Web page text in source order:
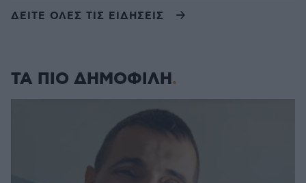
ΔΕΙΤΕ ΟΛΕΣ ΤΙΣ ΕΙΔΗΣΕΙΣ
ΤΑ ΠΙΟ ΔΗΜΟΦΙΛΗ